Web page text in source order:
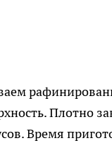
Плотно
Время